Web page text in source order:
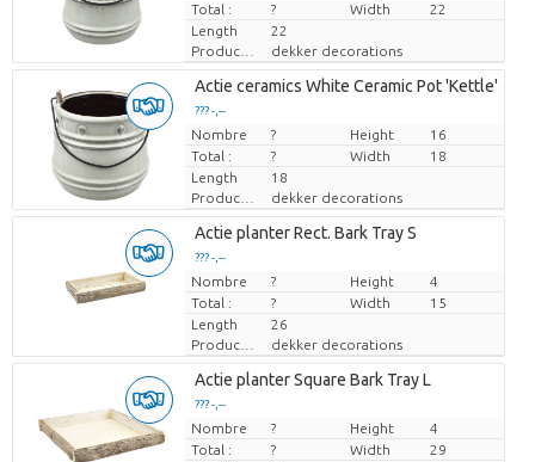
Total :
? Width
22
Length
22
Producteur
dekker decorations
Actie ceramics White Ceramic Pot 'Kettle'
??? -,--
Prix par pièce
Nombre ? Height
16
Total :
? Width
18
Length
18
Producteur
dekker decorations
Actie planter Rect. Bark Tray S
??? -,--
Prix par pièce
Nombre ? Height
4
Total :
? Width
15
Length
26
Producteur
dekker decorations
Actie planter Square Bark Tray L
??? -,--
Prix par pièce
Nombre ? Height
4
Total :
? Width
29